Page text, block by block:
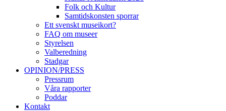
Folk och Kultur
Samtidskonsten sporrar
Ett svenskt museikort?
FAQ om museer
Styrelsen
Valberedning
Stadgar
OPINION/PRESS
Pressrum
Våra rapporter
Poddar
Kontakt